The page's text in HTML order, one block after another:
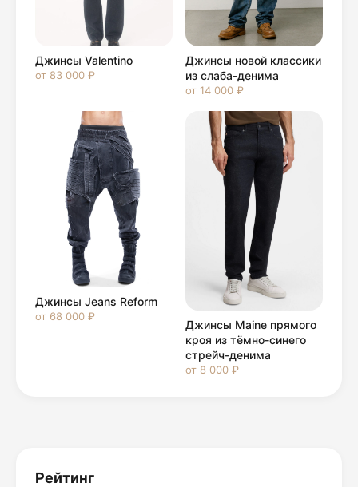
Джинсы Valentino
от 83 000 ₽
Джинсы новой классики
из слаба-денима
от 14 000 ₽
Джинсы Jeans Reform
от 68 000 ₽
Джинсы Maine прямого
кроя из тёмно-синего
стрейч-денима
от 8 000 ₽
Рейтинг